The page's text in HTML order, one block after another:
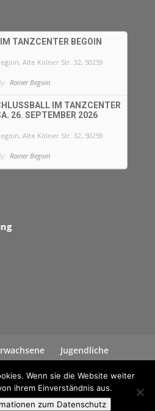
TANZCENTER BEGOIN
, Alte Kölner Str. 32, 50259
Rainer Begoin
IM TANZCENTER
26. SEPTEMBER 2026
, Alte Kölner Str. 32, 50259
Rainer Begoin
Jugendliche
Kontakt
bei Rainer Begoin
Wenn sie die Website weiter
ihrem Einverständnis aus.
zum Datenschutz